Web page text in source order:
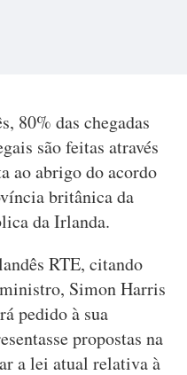
80% das chegadas
são feitas através
ao abrigo do acordo
britânica da
da Irlanda.
RTE, citando
Simon Harris
pedido à sua
propostas na
a lei atual relativa à